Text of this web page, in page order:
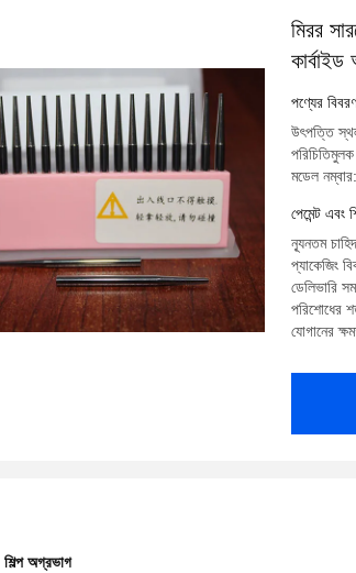
মিরর
পণ্যের বিবরণ
উৎপত্তি
মডেল
পেমেন্ট এবং
ন্যূনতম
প্যাকেজিং
ডেলিভারি
পরিশোধের
যোগানের
শিল্প অগ্রভাগ